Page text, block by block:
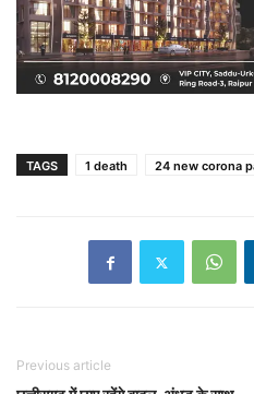
TAGS 1 death 24 new corona
Previous article